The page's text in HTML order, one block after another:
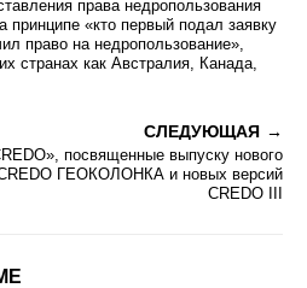
права недропользования
принципе «кто первый подал заявку
право на недропользование»,
странах как Австралия, Канада,
СЛЕДУЮЩАЯ
посвященные выпуску нового
CREDO ГЕОКОЛОНКА и новых версий
CREDO III